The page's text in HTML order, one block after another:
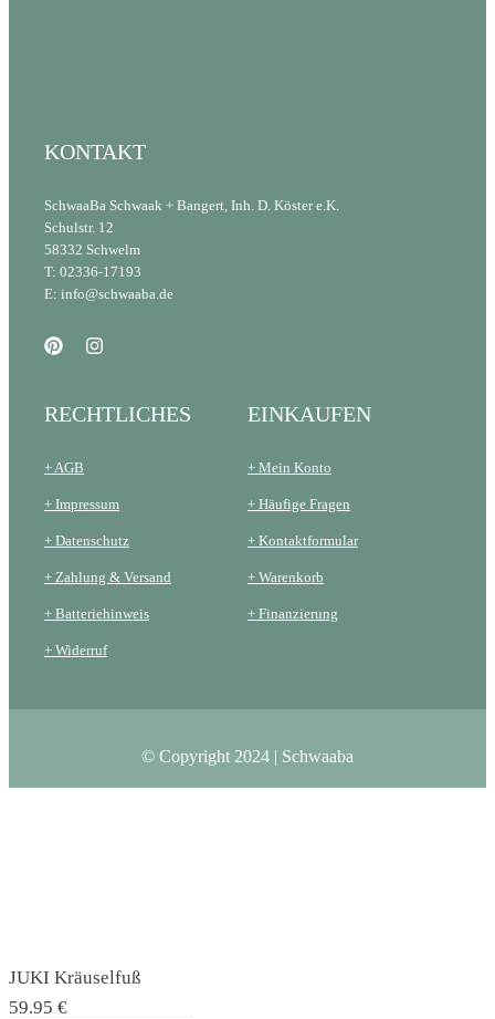
KONTAKT
SchwaaBa Schwaak + Bangert, Inh. D. Köster e.K.
Schulstr. 12
58332 Schwelm
T: 02336-17193
E: info@schwaaba.de
RECHTLICHES
+ AGB
+ Impressum
+ Datenschutz
+ Zahlung & Versand
+ Batteriehinweis
+ Widerruf
EINKAUFEN
+ Mein Konto
+ Häufige Fragen
+ Kontaktformular
+ Warenkorb
+ Finanzierung
© Copyright 2024 | Schwaaba
JUKI Kräuselfuß
59.95 €